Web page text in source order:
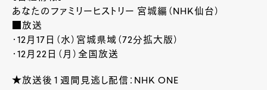
あなたのファミリーヒストリー 宮城編（NHK仙台）
■放送
・12月17日（水）宮城県域（72分拡大版）
・12月22日（月）全国放送
★放送後１週間見逃し配信：NHK ONE